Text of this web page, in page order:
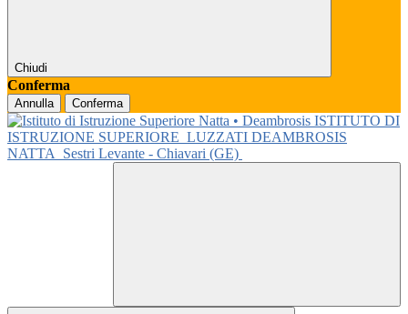
Chiudi
Conferma
Annulla Conferma
ISTITUTO DI
ISTRUZIONE SUPERIORE LUZZATI DEAMBROSIS
NATTA
Sestri Levante - Chiavari (GE)